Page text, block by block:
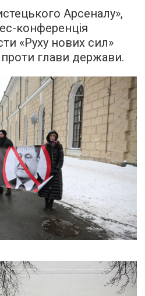
Арсеналу»,
конференція
«Руху нових сил»
глави держави.